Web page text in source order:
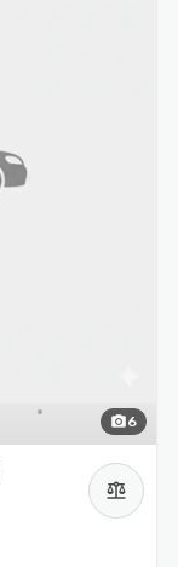
photo_camera6
balance